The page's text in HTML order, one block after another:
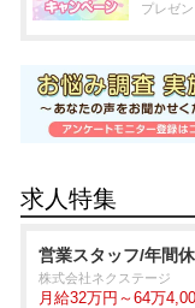
プレゼ
求人特集
営業スタッフ/年間
株式会社ネクステージ
月給32万円～64万